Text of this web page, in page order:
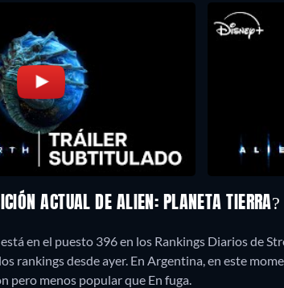
ACTUAL DE ALIEN: PLANETA TIERRA?
en el puesto 396 en los Rankings Diarios de
rankings desde ayer. En Argentina, en este
pero menos popular que En fuga.